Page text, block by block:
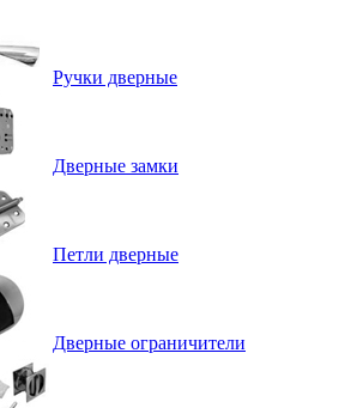
Ручки дверные
Дверные замки
Петли дверные
Дверные ограничители